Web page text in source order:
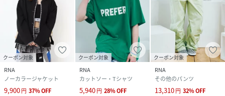
クーポン対象
RNA
ノーカラージャケット
9,900円 37%OFF
クーポン対象
RNA
カットソー・Tシャツ
5,940円 28%OFF
クーポン対象
RNA
その他のパンツ
13,310円 32%OFF